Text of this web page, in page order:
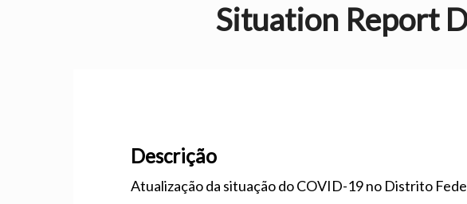
Situation Report
Descrição
Atualização da situação do COVID-19 no Distrito